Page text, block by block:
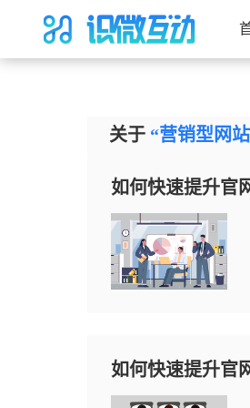
关于 “营销型网
如何快速提升官
如何快速提升官